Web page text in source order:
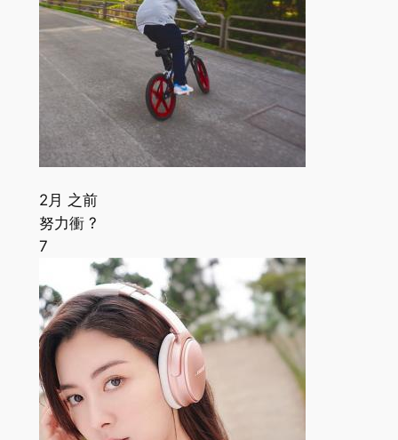
2月 之前
努力衝 ?
7